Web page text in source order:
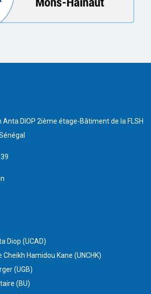
Anta DIOP 2ième étage-Bâtiment de la FLSH
Diop (UCAD)
Hamidou Kane (UNCHK)
(UGB)
(BU)